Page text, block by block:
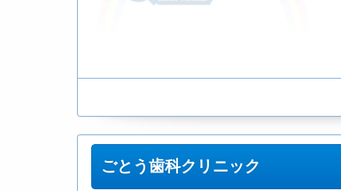
ごとう歯科クリニック